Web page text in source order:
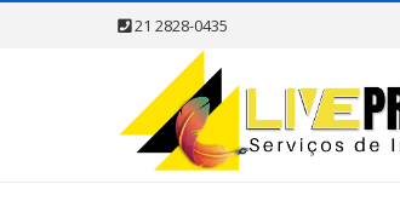
21 2828-0435